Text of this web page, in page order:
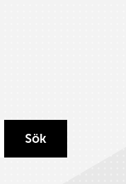
Sök